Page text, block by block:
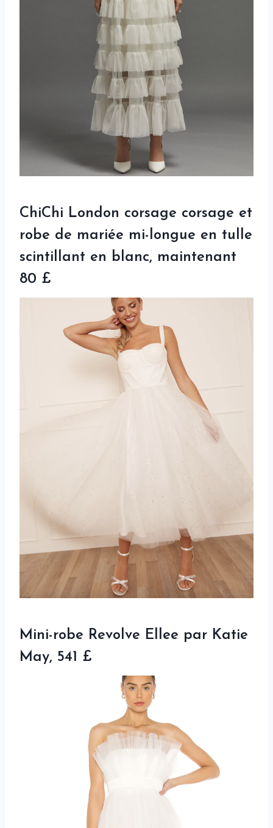
ChiChi London corsage corsage et
robe de mariée mi-longue en tulle
scintillant en blanc, maintenant
80 £
Mini-robe Revolve Ellee par Katie
May, 541 £